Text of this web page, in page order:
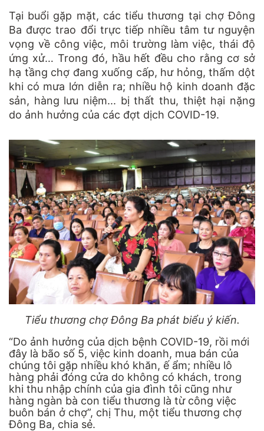
Tại buổi gặp mặt, các tiểu thương tại chợ Đông
Ba được trao đổi trực tiếp nhiều tâm tư nguyện
vọng về công việc, môi trường làm việc, thái độ
ứng xử… Trong đó, hầu hết đều cho rằng cơ sở
hạ tầng chợ đang xuống cấp, hư hỏng, thấm dột
khi có mưa lớn diễn ra; nhiều hộ kinh doanh đặc
sản, hàng lưu niệm... bị thất thu, thiệt hại nặng
do ảnh hưởng của các đợt dịch COVID-19.
Tiểu thương chợ Đông Ba phát biểu ý kiến.
“Do ảnh hưởng của dịch bệnh COVID-19, rồi mới
đây là bão số 5, việc kinh doanh, mua bán của
chúng tôi gặp nhiều khó khăn, ế ẩm; nhiều lô
hàng phải đóng cửa do không có khách, trong
khi thu nhập chính của gia đình tôi cũng như
hàng ngàn bà con tiểu thương là từ công việc
buôn bán ở chợ”, chị Thu, một tiểu thương chợ
Đông Ba, chia sẻ.